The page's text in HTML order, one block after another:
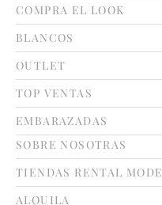
COMPRA EL LOOK
BLANCOS
OUTLET
TOP VENTAS
EMBARAZADAS
SOBRE NOSOTRAS
TIENDAS RENTAL MODE
ALQUILA